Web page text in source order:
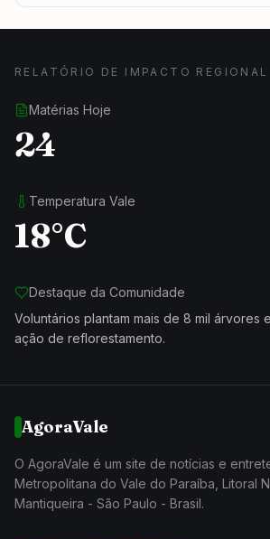
RELATÓRIO DE IMPACTO REGIONAL
Matérias Hoje
24
Temperatura Vale
18°C
Destaque da Comunidade
Voluntários plantam mais de 8 mil árvores
ação de reflorestamento.
AgoraVale
O AgoraVale é um site de notícias e
Metropolitana do Vale do Paraíba, Litoral
Mantiqueira - São Paulo - Brasil.